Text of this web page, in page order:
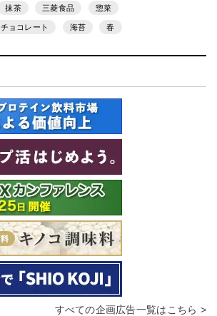
抹茶 三菱食品 惣菜
チョコレート 海苔 春
すべての企画広告一覧はこちら >